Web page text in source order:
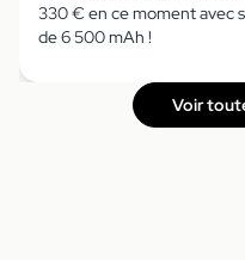
330 € en ce moment avec
de 6 500 mAh !
Voir